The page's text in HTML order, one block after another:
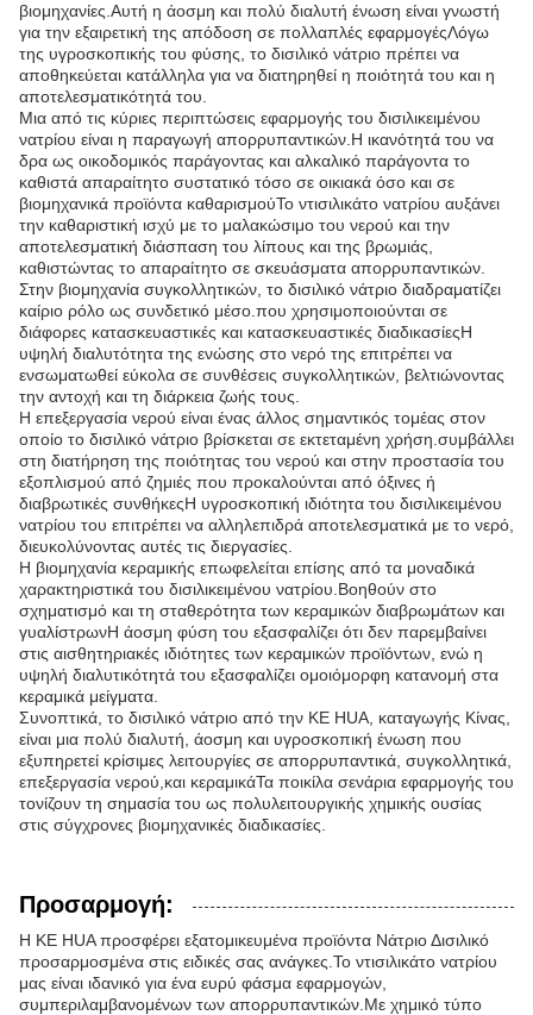
βιομηχανίες.Αυτή η άοσμη και πολύ διαλυτή ένωση είναι γνωστή
για την εξαιρετική της απόδοση σε πολλαπλές εφαρμογέςΛόγω
της υγροσκοπικής του φύσης, το δισιλικό νάτριο πρέπει να
αποθηκεύεται κατάλληλα για να διατηρηθεί η ποιότητά του και η
αποτελεσματικότητά του.
Μια από τις κύριες περιπτώσεις εφαρμογής του δισιλικειμένου
νατρίου είναι η παραγωγή απορρυπαντικών.Η ικανότητά του να
δρα ως οικοδομικός παράγοντας και αλκαλικό παράγοντα το
καθιστά απαραίτητο συστατικό τόσο σε οικιακά όσο και σε
βιομηχανικά προϊόντα καθαρισμούΤο ντισιλικάτο νατρίου αυξάνει
την καθαριστική ισχύ με το μαλακώσιμο του νερού και την
αποτελεσματική διάσπαση του λίπους και της βρωμιάς,
καθιστώντας το απαραίτητο σε σκευάσματα απορρυπαντικών.
Στην βιομηχανία συγκολλητικών, το δισιλικό νάτριο διαδραματίζει
καίριο ρόλο ως συνδετικό μέσο.που χρησιμοποιούνται σε
διάφορες κατασκευαστικές και κατασκευαστικές διαδικασίεςΗ
υψηλή διαλυτότητα της ενώσης στο νερό της επιτρέπει να
ενσωματωθεί εύκολα σε συνθέσεις συγκολλητικών, βελτιώνοντας
την αντοχή και τη διάρκεια ζωής τους.
Η επεξεργασία νερού είναι ένας άλλος σημαντικός τομέας στον
οποίο το δισιλικό νάτριο βρίσκεται σε εκτεταμένη χρήση.συμβάλλει
στη διατήρηση της ποιότητας του νερού και στην προστασία του
εξοπλισμού από ζημιές που προκαλούνται από όξινες ή
διαβρωτικές συνθήκεςΗ υγροσκοπική ιδιότητα του δισιλικειμένου
νατρίου του επιτρέπει να αλληλεπιδρά αποτελεσματικά με το νερό,
διευκολύνοντας αυτές τις διεργασίες.
Η βιομηχανία κεραμικής επωφελείται επίσης από τα μοναδικά
χαρακτηριστικά του δισιλικειμένου νατρίου.Βοηθούν στο
σχηματισμό και τη σταθερότητα των κεραμικών διαβρωμάτων και
γυαλίστρωνΗ άοσμη φύση του εξασφαλίζει ότι δεν παρεμβαίνει
στις αισθητηριακές ιδιότητες των κεραμικών προϊόντων, ενώ η
υψηλή διαλυτικότητά του εξασφαλίζει ομοιόμορφη κατανομή στα
κεραμικά μείγματα.
Συνοπτικά, το δισιλικό νάτριο από την KE HUA, καταγωγής Κίνας,
είναι μια πολύ διαλυτή, άοσμη και υγροσκοπική ένωση που
εξυπηρετεί κρίσιμες λειτουργίες σε απορρυπαντικά, συγκολλητικά,
επεξεργασία νερού,και κεραμικάΤα ποικίλα σενάρια εφαρμογής του
τονίζουν τη σημασία του ως πολυλειτουργικής χημικής ουσίας
στις σύγχρονες βιομηχανικές διαδικασίες.
Προσαρμογή:
Η KE HUA προσφέρει εξατομικευμένα προϊόντα Νάτριο Δισιλικό
προσαρμοσμένα στις ειδικές σας ανάγκες.Το ντισιλικάτο νατρίου
μας είναι ιδανικό για ένα ευρύ φάσμα εφαρμογών,
συμπεριλαμβανομένων των απορρυπαντικών.Με χημικό τύπο